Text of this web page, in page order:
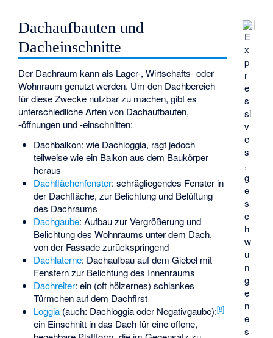
E
x
p
r
e
s
si
v
e
s
,
g
e
s
c
h
w
u
n
g
e
n
e
s
Dachaufbauten und
Dacheinschnitte
Der Dachraum kann als Lager-, Wirtschafts- oder
Wohnraum genutzt werden. Um den Dachbereich
für diese Zwecke nutzbar zu machen, gibt es
unterschiedliche Arten von Dachaufbauten,
-öffnungen und -einschnitten:
Dachbalkon: wie Dachloggia, ragt jedoch
teilweise wie ein Balkon aus dem Baukörper
heraus
Dachflächenfenster: schrägliegendes Fenster in
der Dachfläche, zur Belichtung und Belüftung
des Dachraums
Dachgaube: Aufbau zur Vergrößerung und
Belichtung des Wohnraums unter dem Dach,
von der Fassade zurückspringend
Dachlaterne: Dachaufbau auf dem Giebel mit
Fenstern zur Belichtung des Innenraums
Dachreiter: ein (oft hölzernes) schlankes
Türmchen auf dem Dachfirst
Loggia(auch: Dachloggia oder Negativgaube):[8]
ein Einschnitt in das Dach für eine offene,